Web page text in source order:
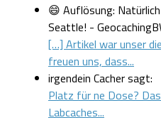
😄 Auflösung:
Seattle! -
[…] Artikel war unser
freuen uns, dass...
irgendein Cacher sagt:
Platz für ne Dose?
Labcaches...